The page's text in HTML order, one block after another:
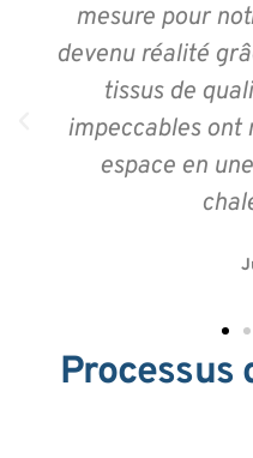
mesure pour
devenu réalité
tissus de
impeccables ont
espace en une
Processus